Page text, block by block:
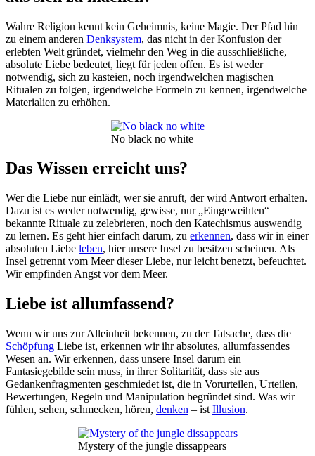
Wahre Religion kennt kein Geheimnis, keine Magie. Der Pfad hin
zu einem anderen Denksystem, das nicht in der Konfusion der
erlebten Welt gründet, vielmehr den Weg in die ausschließliche,
absolute Liebe bedeutet, liegt für jeden offen. Es ist weder
notwendig, sich zu kasteien, noch irgendwelchen magischen
Ritualen zu folgen, irgendwelche Formeln zu kennen, irgendwelche
Materialien zu erhöhen.
No black no white
Das Wissen erreicht uns?
Wer die Liebe nur einlädt, wer sie anruft, der wird Antwort erhalten.
Dazu ist es weder notwendig, gewisse, nur „Eingeweihten“
bekannte Rituale zu zelebrieren, noch den Katechismus auswendig
zu lernen. Es geht hier einfach darum, zu erkennen, dass wir in einer
absoluten Liebe leben, hier unsere Insel zu besitzen scheinen. Als
Insel getrennt vom Meer dieser Liebe, nur leicht benetzt, befeuchtet.
Wir empfinden Angst vor dem Meer.
Liebe ist allumfassend?
Wenn wir uns zur Alleinheit bekennen, zu der Tatsache, dass die
Schöpfung Liebe ist, erkennen wir ihr absolutes, allumfassendes
Wesen an. Wir erkennen, dass unsere Insel darum ein
Fantasiegebilde sein muss, in ihrer Solitarität, dass sie aus
Gedankenfragmenten geschmiedet ist, die in Vorurteilen, Urteilen,
Bewertungen, Regeln und Manipulation begründet sind. Was wir
fühlen, sehen, schmecken, hören, denken – ist Illusion.
Mystery of the jungle dissappears